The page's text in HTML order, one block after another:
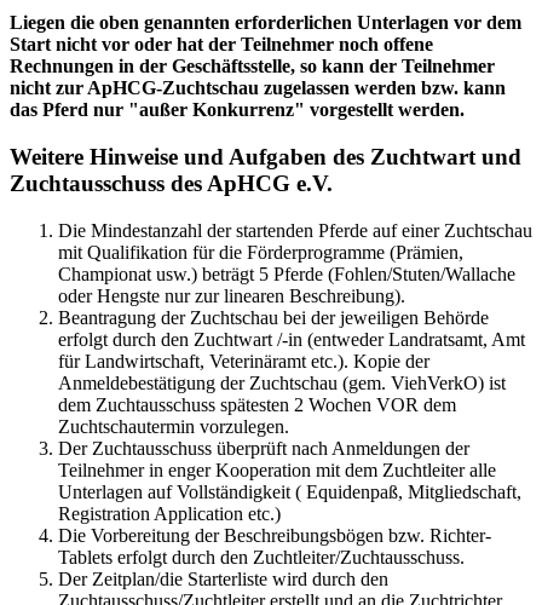
Liegen die oben genannten erforderlichen Unterlagen vor dem
Start nicht vor oder hat der Teilnehmer noch offene
Rechnungen in der Geschäftsstelle, so kann der Teilnehmer
nicht zur ApHCG-Zuchtschau zugelassen werden bzw. kann
das Pferd nur "außer Konkurrenz" vorgestellt werden.
Weitere Hinweise und Aufgaben des Zuchtwart und
Zuchtausschuss des ApHCG e.V.
Die Mindestanzahl der startenden Pferde auf einer Zuchtschau
mit Qualifikation für die Förderprogramme (Prämien,
Championat usw.) beträgt 5 Pferde (Fohlen/Stuten/Wallache
oder Hengste nur zur linearen Beschreibung).
Beantragung der Zuchtschau bei der jeweiligen Behörde
erfolgt durch den Zuchtwart /-in (entweder Landratsamt, Amt
für Landwirtschaft, Veterinäramt etc.). Kopie der
Anmeldebestätigung der Zuchtschau (gem. ViehVerkO) ist
dem Zuchtausschuss spätesten 2 Wochen VOR dem
Zuchtschautermin vorzulegen.
Der Zuchtausschuss überprüft nach Anmeldungen der
Teilnehmer in enger Kooperation mit dem Zuchtleiter alle
Unterlagen auf Vollständigkeit ( Equidenpaß, Mitgliedschaft,
Registration Application etc.)
Die Vorbereitung der Beschreibungsbögen bzw. Richter-
Tablets erfolgt durch den Zuchtleiter/Zuchtausschuss.
Der Zeitplan/die Starterliste wird durch den
Zuchtausschuss/Zuchtleiter erstellt und an die Zuchtrichter,